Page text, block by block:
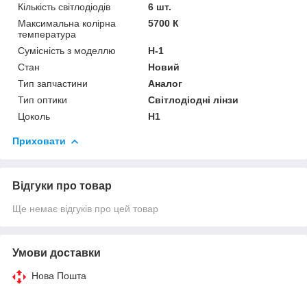
Кількість світлодіодів
6 шт.
Максимальна колірна
температура
5700 К
Сумісність з моделлю
H-1
Стан
Новий
Тип запчастини
Аналог
Тип оптики
Світлодіодні лінзи
Цоколь
H1
Приховати
Відгуки про товар
Ще немає відгуків про цей товар
Умови доставки
Нова Пошта